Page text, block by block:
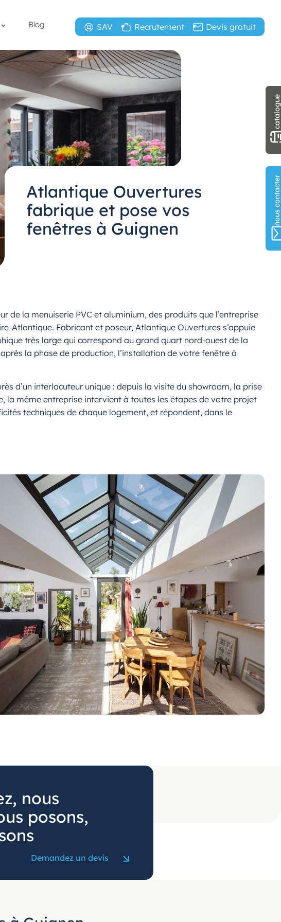
Blog SAV Recrutement Devis gratuit
Atlantique Ouvertures
fabrique et pose vos
fenêtres à Guignen
de la menuiserie PVC et aluminium, des produits que l’entreprise
Atlantique. Fabricant et poseur, Atlantique Ouvertures s’appuie
très large qui correspond au grand quart nord-ouest de la
la phase de production, l’installation de votre fenêtre à
d’un interlocuteur unique : depuis la visite du showroom, la prise
la même entreprise intervient à toutes les étapes de votre projet
techniques de chaque logement, et répondent, dans le
Demandez un devis
nous
posons,
nous